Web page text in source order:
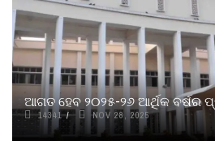
ଆଗତ ହେବ ୨୦୨୫-୨୬ ଆର୍ଥିକ
14341 NOV 28, 2025